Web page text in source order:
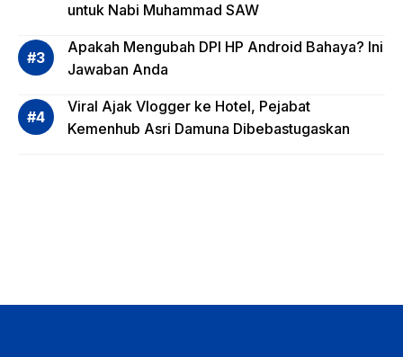
Saja?
untuk Nabi Muhammad SAW
Apakah Mengubah DPI HP Android Bahaya? Ini
Jawaban Anda
Viral Ajak Vlogger ke Hotel, Pejabat
Kemenhub Asri Damuna Dibebastugaskan